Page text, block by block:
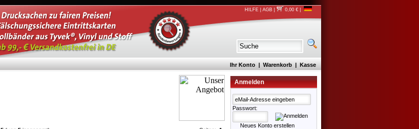
HILFE |AGB 0,00 €
Ihr Konto | Warenkorb | Kasse
Anmelden
Passwort:
Neues Konto erstellen